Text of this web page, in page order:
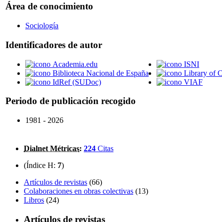
Área de conocimiento
Sociología
Identificadores de autor
Academia.edu
Biblioteca Nacional de España
IdRef (SUDoc)
ISNI
Library of
VIAF
Periodo de publicación recogido
1981 - 2026
Dialnet Métricas: 224 Citas
(Índice H: 7)
Artículos de revistas (66)
Colaboraciones en obras colectivas (13)
Libros (24)
Artículos de revistas